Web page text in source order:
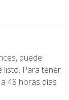
puede
listo. Para tener
48 horas días